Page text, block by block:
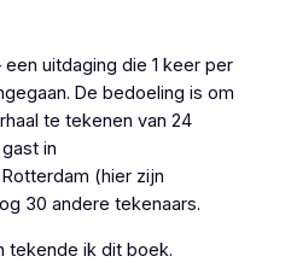
uitdaging die 1 keer per
De bedoeling is om
te tekenen van 24
gast in
(hier zijn
30 andere tekenaars.
tekende ik dit boek.